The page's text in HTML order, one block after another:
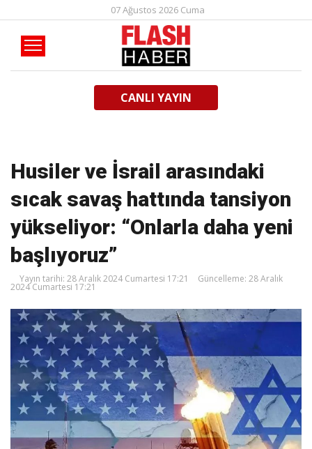
07 Ağustos 2026 Cuma
CANLI YAYIN
Husiler ve İsrail arasındaki
sıcak savaş hattında tansiyon
yükseliyor: “Onlarla daha yeni
başlıyoruz”
Yayın tarihi: 28 Aralık 2024 Cumartesi 17:21 Güncelleme: 28 Aralık
2024 Cumartesi 17:21